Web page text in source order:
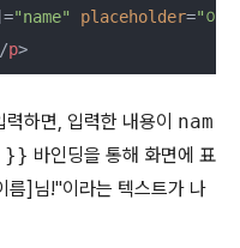
"name" placeholder="이
p>
하면, 입력한 내용이 nam
}} 바인딩을 통해 화면에 표
름]님!"이라는 텍스트가 나